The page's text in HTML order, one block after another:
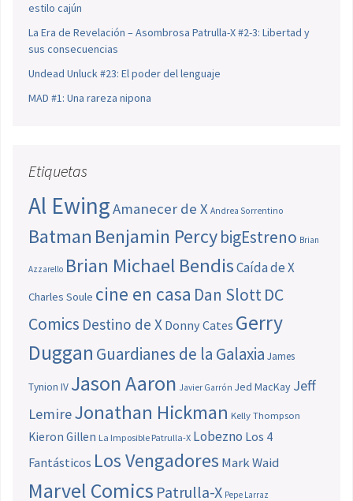
estilo cajún
La Era de Revelación – Asombrosa Patrulla-X #2-3: Libertad y
sus consecuencias
Undead Unluck #23: El poder del lenguaje
MAD #1: Una rareza nipona
Etiquetas
Al EwingAmanecer de X Andrea Sorrentino
Batman Benjamin PercybigEstreno Brian
Azzarello Brian Michael BendisCaída de X
Charles Soule cine en casa Dan SlottDC
Comics Destino de X Donny Cates Gerry
Duggan Guardianes de la Galaxia James
Tynion IV Jason Aaron Javier Garrón Jed MacKay Jeff
LemireJonathan Hickman Kelly Thompson
Kieron Gillen La Imposible Patrulla-X Lobezno Los 4
Fantásticos Los Vengadores Mark Waid
Marvel Comics Patrulla-X Pepe Larraz